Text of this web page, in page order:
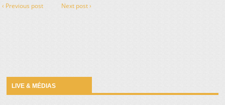
‹ Previous post Next post ›
LIVE & MÉDIAS